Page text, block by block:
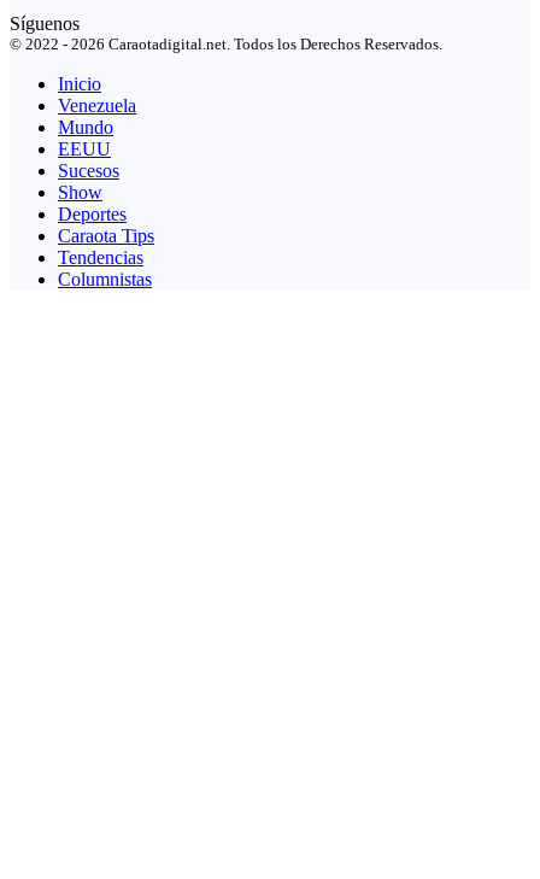
Síguenos
© 2022 - 2026 Caraotadigital.net. Todos los Derechos Reservados.
Inicio
Venezuela
Mundo
EEUU
Sucesos
Show
Deportes
Caraota Tips
Tendencias
Columnistas